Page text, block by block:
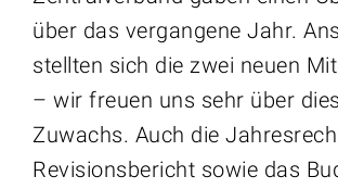
über das vergangene Jahr.
stellten sich die zwei neuen
– wir freuen uns sehr über
Zuwachs. Auch die
Revisionsbericht sowie das